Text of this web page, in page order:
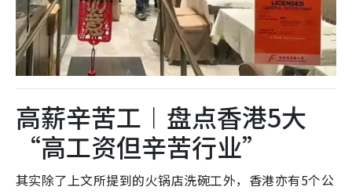
高薪辛苦工︱盘点香港5大
“高工资但辛苦行业”
其实除了上文所提到的火锅店洗碗工外，香港亦有5个公